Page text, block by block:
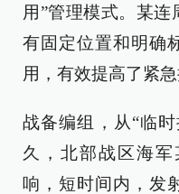
用”管理模式。某
有固定位置和明确
用，有效提高了紧
战备编组，从“临
久，北部战区海
响，短时间内，发